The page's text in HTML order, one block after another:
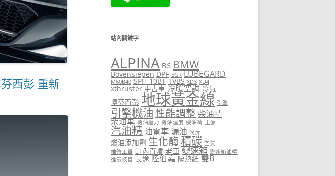
西彭 重新
站內關鍵字
ALPINA B6 BMW
Bovensiepen DPF EGR LUBEGARD
M60B40 SPH-10BT TVBS XD3 XD4
xthruster 中古車 冷暖空調 冷氣
博芬西彭 地球黃金線 引擎
引擎機油性能調整 柴油精
柴油車 機油壓力 機油溫度 機油精 止漏
汽油精 油電車 漏油 潤滑
燃油添加劑 生化酶積碳 空氣
維修工單 缸內直噴 老車 變速箱 變速箱油精
進氣岐管 長途 陸伯嘉 隔熱紙 雙B